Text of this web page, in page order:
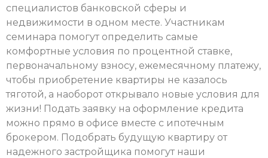
специалистов банковской сферы и
недвижимости в одном месте. Участникам
семинара помогут определить самые
комфортные условия по процентной ставке,
первоначальному взносу, ежемесячному платежу,
чтобы приобретение квартиры не казалось
тяготой, а наоборот открывало новые условия для
жизни! Подать заявку на оформление кредита
можно прямо в офисе вместе с ипотечным
брокером. Подобрать будущую квартиру от
надежного застройщика помогут наши